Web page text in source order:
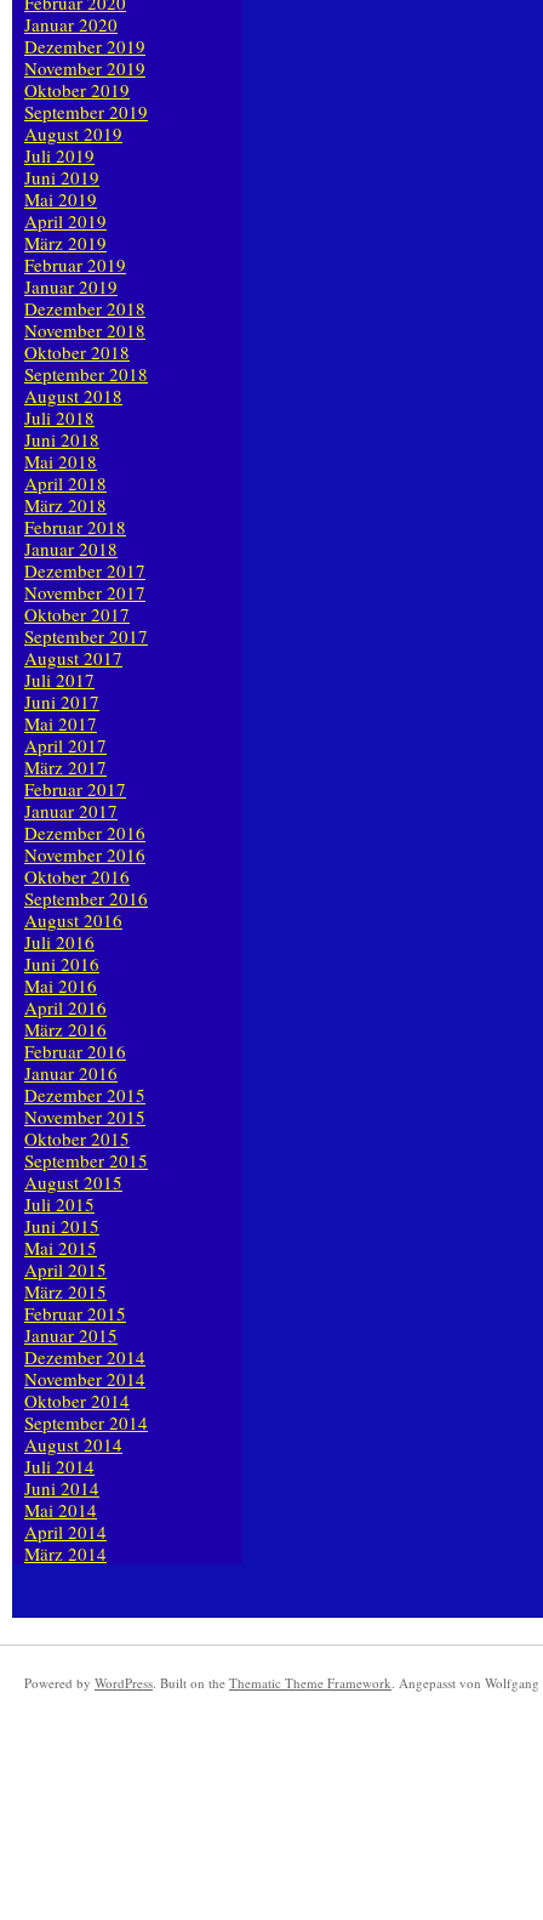
Januar 2020
Dezember 2019
November 2019
Oktober 2019
September 2019
August 2019
Juli 2019
Juni 2019
Mai 2019
April 2019
März 2019
Februar 2019
Januar 2019
Dezember 2018
November 2018
Oktober 2018
September 2018
August 2018
Juli 2018
Juni 2018
Mai 2018
April 2018
März 2018
Februar 2018
Januar 2018
Dezember 2017
November 2017
Oktober 2017
September 2017
August 2017
Juli 2017
Juni 2017
Mai 2017
April 2017
März 2017
Februar 2017
Januar 2017
Dezember 2016
November 2016
Oktober 2016
September 2016
August 2016
Juli 2016
Juni 2016
Mai 2016
April 2016
März 2016
Februar 2016
Januar 2016
Dezember 2015
November 2015
Oktober 2015
September 2015
August 2015
Juli 2015
Juni 2015
Mai 2015
April 2015
März 2015
Februar 2015
Januar 2015
Dezember 2014
November 2014
Oktober 2014
September 2014
August 2014
Juli 2014
Juni 2014
Mai 2014
April 2014
März 2014
Powered by WordPress. Built on the Thematic Theme Framework. Angepasst von